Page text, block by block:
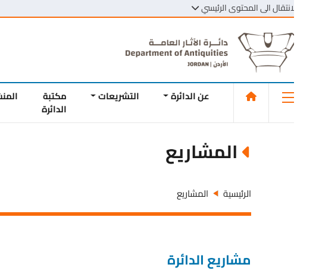
الى المحتوى الرئيسي
عن الدائرة التشريعات مكتبة المنشورات
المشاريع
الرئيسية المشاريع
مشاريع الدائرة